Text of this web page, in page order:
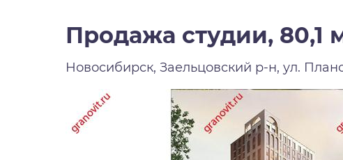
Продажа студии, 80,1
Новосибирск, Заельцовский р-н, ул.